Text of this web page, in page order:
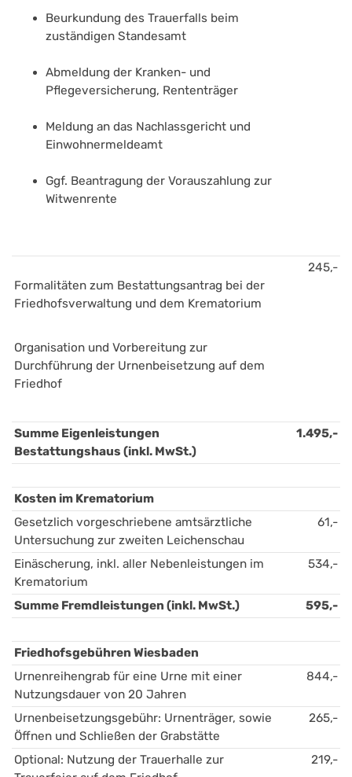
Beurkundung des Trauerfalls beim
zuständigen Standesamt
Abmeldung der Kranken- und
Pflegeversicherung, Rententräger
Meldung an das Nachlassgericht und
Einwohnermeldeamt
Ggf. Beantragung der Vorauszahlung zur
Witwenrente
Formalitäten zum Bestattungsantrag bei der
Friedhofsverwaltung und dem Krematorium
Organisation und Vorbereitung zur
Durchführung der Urnenbeisetzung auf dem
Friedhof
245,-
Summe Eigenleistungen
Bestattungshaus (inkl. MwSt.)
1.495,-
Kosten im Krematorium
Gesetzlich vorgeschriebene amtsärztliche
Untersuchung zur zweiten Leichenschau
61,-
Einäscherung, inkl. aller Nebenleistungen im
Krematorium
534,-
Summe Fremdleistungen (inkl. MwSt.) 595,-
Friedhofsgebühren Wiesbaden
Urnenreihengrab für eine Urne mit einer
Nutzungsdauer von 20 Jahren
844,-
Urnenbeisetzungsgebühr: Urnenträger, sowie
Öffnen und Schließen der Grabstätte
265,-
Optional: Nutzung der Trauerhalle zur
219,-